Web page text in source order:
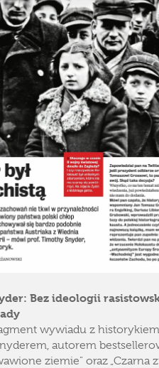
Bez ideologii
wywiadu z
autorem
ziemie" oraz „Czarna